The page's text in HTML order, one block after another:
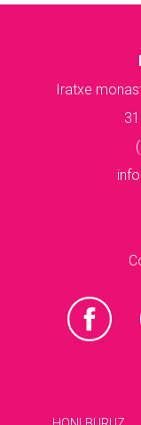
Iratxe